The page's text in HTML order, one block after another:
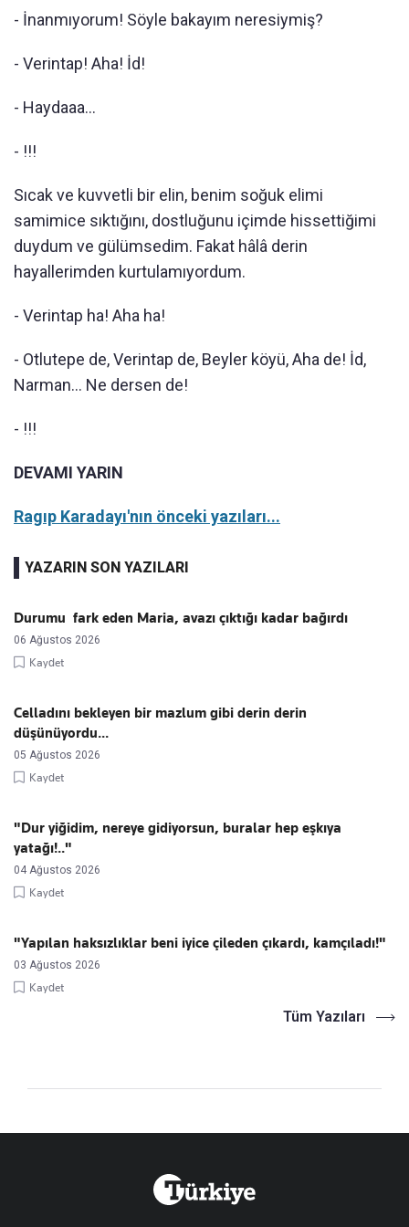
- İnanmıyorum! Söyle bakayım neresiymiş?
- Verintap! Aha! İd!
- Haydaaa...
- !!!
Sıcak ve kuvvetli bir elin, benim soğuk elimi
samimice sıktığını, dostluğunu içimde hissettiğimi
duydum ve gülümsedim. Fakat hâlâ derin
hayallerimden kurtulamıyordum.
- Verintap ha! Aha ha!
- Otlutepe de, Verintap de, Beyler köyü, Aha de! İd,
Narman... Ne dersen de!
- !!!
DEVAMI YARIN
Ragıp Karadayı'nın önceki yazıları...
YAZARIN SON YAZILARI
Durumu fark eden Maria, avazı çıktığı kadar bağırdı
06 Ağustos 2026
Kaydet
Celladını bekleyen bir mazlum gibi derin derin
düşünüyordu...
05 Ağustos 2026
Kaydet
"Dur yiğidim, nereye gidiyorsun, buralar hep eşkıya
yatağı!.."
04 Ağustos 2026
Kaydet
"Yapılan haksızlıklar beni iyice çileden çıkardı, kamçıladı!"
03 Ağustos 2026
Kaydet
Tüm Yazıları